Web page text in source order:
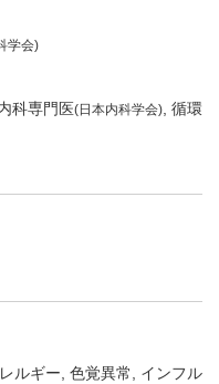
学会)
科専門医(日本内科学会) 循環
ルギー 色覚異常
インフル